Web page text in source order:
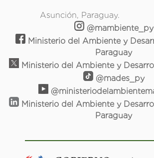
Asunción, Paraguay.
@mambiente_py
Ministerio del Ambiente y
Paraguay
Ministerio del Ambiente y
@mades_py
Ministerio del Ambiente y
Paraguay